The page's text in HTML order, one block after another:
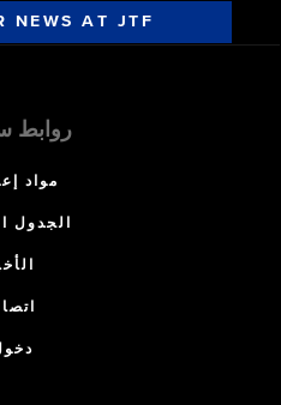
NEWS AT JTF
روابط
مواد
الجدول